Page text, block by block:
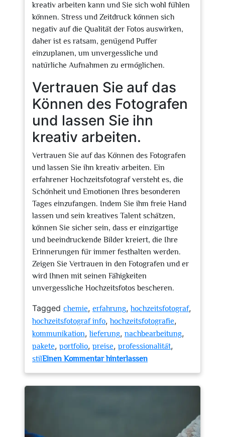
kreativ arbeiten kann und Sie sich wohl fühlen
können. Stress und Zeitdruck können sich
negativ auf die Qualität der Fotos auswirken,
daher ist es ratsam, genügend Puffer
einzuplanen, um unvergessliche und
natürliche Aufnahmen zu ermöglichen.
Vertrauen Sie auf das
Können des Fotografen
und lassen Sie ihn
kreativ arbeiten.
Vertrauen Sie auf das Können des Fotografen
und lassen Sie ihn kreativ arbeiten. Ein
erfahrener Hochzeitsfotograf versteht es, die
Schönheit und Emotionen Ihres besonderen
Tages einzufangen. Indem Sie ihm freie Hand
lassen und sein kreatives Talent schätzen,
können Sie sicher sein, dass er einzigartige
und beeindruckende Bilder kreiert, die Ihre
Erinnerungen für immer festhalten werden.
Zeigen Sie Vertrauen in den Fotografen und er
wird Ihnen mit seinen Fähigkeiten
unvergessliche Hochzeitsfotos bescheren.
Tagged chemie, erfahrung,hochzeitsfotograf,
hochzeitsfotograf info,hochzeitsfotografie,
kommunikation,lieferung, nachbearbeitung,
pakete, portfolio, preise, professionalität,
stilEinen Kommentar hinterlassenzu